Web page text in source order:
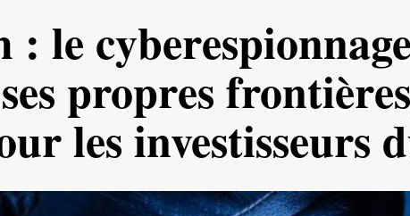
: le
propres
les investisseurs